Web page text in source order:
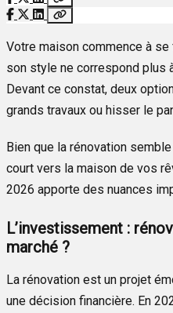
Votre maison commence à
son style ne correspond plus
Devant ce constat, deux
grands travaux ou hisser le
Bien que la rénovation
court vers la maison de vos
2026 apporte des nuances
L’investissement :
marché ?
La rénovation est un projet
une décision financière. En